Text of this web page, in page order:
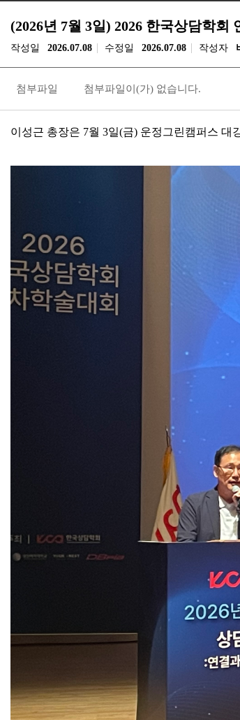
(2026년 7월 3일) 2026 한국상담학회
작성일 2026.07.08 수정일 2026.07.08 작성자
첨부파일 첨부파일이(가) 없습니다.
이성근 총장은 7월 3일(금) 운정그린캠퍼스 대